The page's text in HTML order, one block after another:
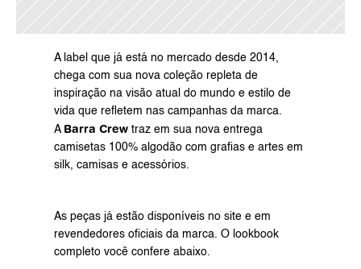
A label que já está no mercado desde 2014,
chega com sua nova coleção repleta de
inspiração na visão atual do mundo e estilo de
vida que refletem nas campanhas da marca.
A Barra Crew traz em sua nova entrega
camisetas 100% algodão com grafias e artes em
silk, camisas e acessórios.
As peças já estão disponíveis no site e em
revendedores oficiais da marca. O lookbook
completo você confere abaixo.